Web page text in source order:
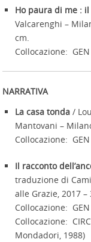
Ho paura di me :
Valcarenghi –
cm.
Collocazione:
NARRATIVA
La casa tonda /
Mantovani –
Collocazione:
Il racconto
traduzione di
alle Grazie, 2017 –
Collocazione:
Collocazione:
Mondadori, 1988)